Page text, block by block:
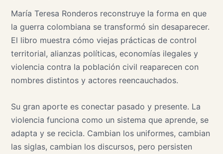
María Teresa Ronderos reconstruye la forma en que
la guerra colombiana se transformó sin desaparecer.
El libro muestra cómo viejas prácticas de control
territorial, alianzas políticas, economías ilegales y
violencia contra la población civil reaparecen con
nombres distintos y actores reencauchados.
Su gran aporte es conectar pasado y presente. La
violencia funciona como un sistema que aprende, se
adapta y se recicla. Cambian los uniformes, cambian
las siglas, cambian los discursos, pero persisten